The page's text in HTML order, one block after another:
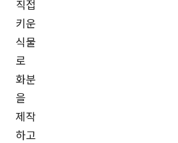
직접
키운
식물
로
화분
을
제작
하고